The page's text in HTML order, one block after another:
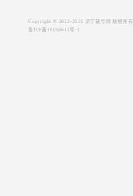
Copyright © 2012-2026 济宁靓号网 版权所有
鲁ICP备18058611号-1